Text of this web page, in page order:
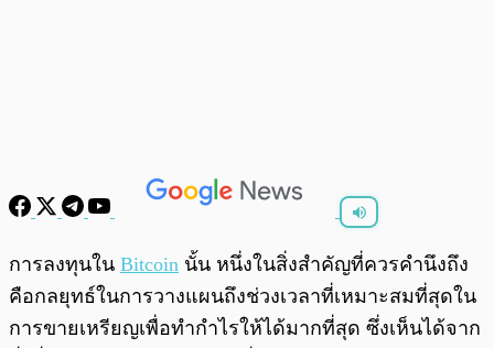
พร้อมเล่น / 0:00
การลงทุนใน Bitcoin นั้น หนึ่งในสิ่งสำคัญที่ควรคำนึงถึง
คือกลยุทธ์ในการวางแผนถึงช่วงเวลาที่เหมาะสมที่สุดใน
การขายเหรียญเพื่อทำกำไรให้ได้มากที่สุด ซึ่งเห็นได้จาก